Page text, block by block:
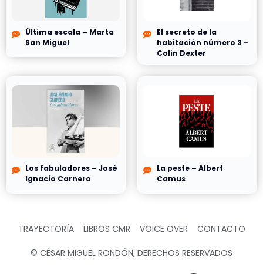
Última escala – Marta
San Miguel
El secreto de la
habitación número 3 –
Colin Dexter
Los fabuladores – José
Ignacio Carnero
La peste – Albert
Camus
TRAYECTORÍA LIBROS CMR VOICE OVER CONTACTO
© CÉSAR MIGUEL RONDÓN, DERECHOS RESERVADOS